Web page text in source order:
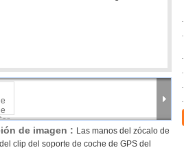
de imagen : Las manos del zócalo de
clip del soporte de coche de GPS del